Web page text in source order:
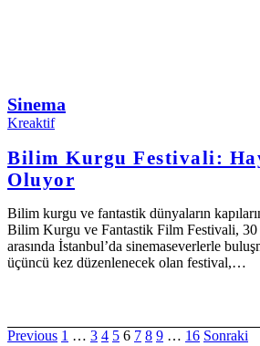
Sinema
Kreaktif
Bilim Kurgu Festivali:
Oluyor
Bilim kurgu ve fantastik dünyaların
Bilim Kurgu ve Fantastik Film Festivali,
arasında İstanbul’da sinemaseverlerle
üçüncü kez düzenlenecek olan festival,…
Previous 1 … 3 4 5 6 7 8 9 … 16 Sonraki